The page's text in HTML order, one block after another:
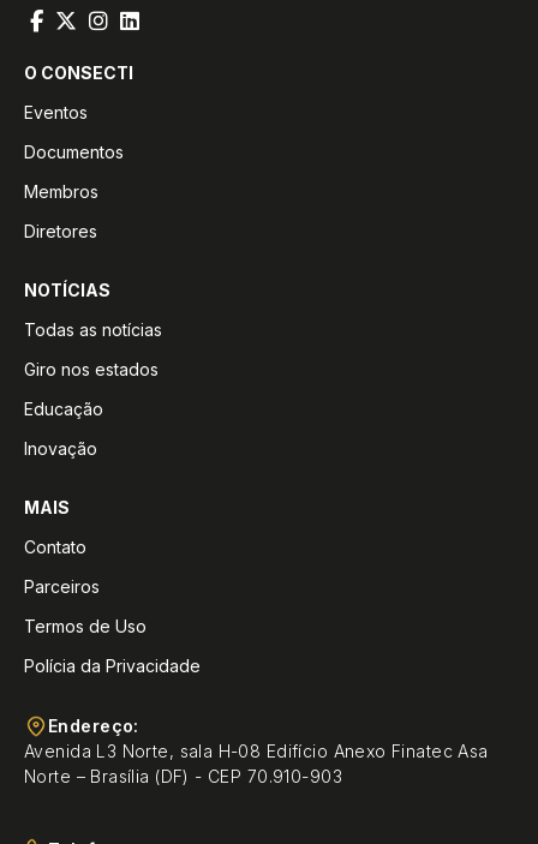
O CONSECTI
Eventos
Documentos
Membros
Diretores
NOTÍCIAS
Todas as notícias
Giro nos estados
Educação
Inovação
MAIS
Contato
Parceiros
Termos de Uso
Polícia da Privacidade
Endereço:
Avenida L3 Norte, sala H-08 Edifício Anexo Finatec Asa
Norte – Brasília (DF) - CEP 70.910-903